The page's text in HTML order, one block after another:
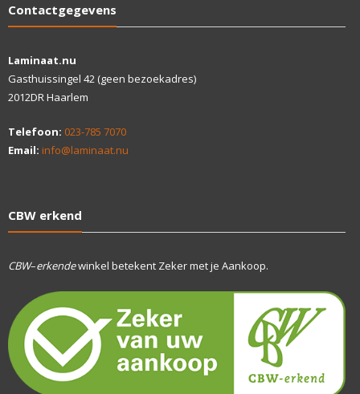
Contactgegevens
Laminaat.nu
Gasthuissingel 42 (geen bezoekadres)
2012DR Haarlem
Telefoon: 023-785 7070
Email: info@laminaat.nu
CBW erkend
CBW–erkendewinkel betekent Zeker met je Aankoop.